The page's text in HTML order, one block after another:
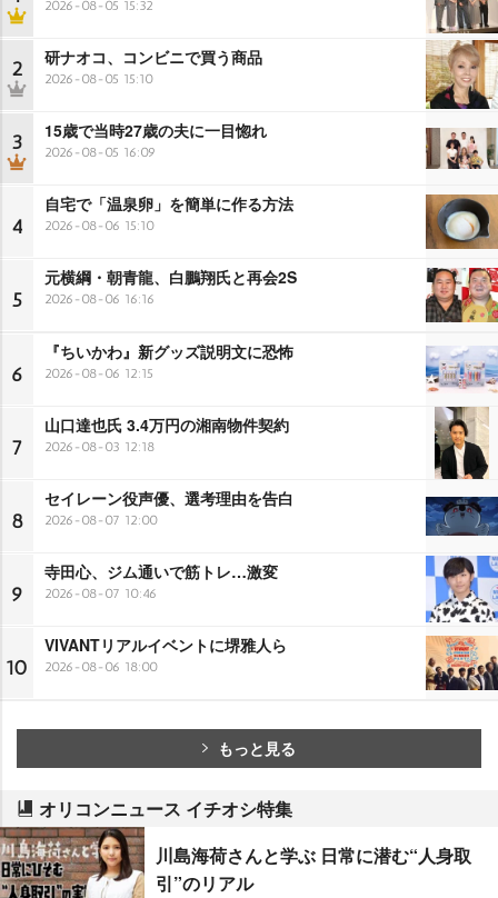
2026-08-05 15:32
2 研ナオコ、コンビニで買う商品
2026-08-05 15:10
3 15歳で当時27歳の夫に一目惚れ
2026-08-05 16:09
4
自宅で「温泉卵」を簡単に作る方法
2026-08-06 15:10
5
元横綱・朝青龍、白鵬翔氏と再会2S
2026-08-06 16:16
6
『ちいかわ』新グッズ説明文に恐怖
2026-08-06 12:15
7
山口達也氏 3.4万円の湘南物件契約
2026-08-03 12:18
8
セイレーン役声優、選考理由を告白
2026-08-07 12:00
9
寺田心、ジム通いで筋トレ…激変
2026-08-07 10:46
10
VIVANTリアルイベントに堺雅人ら
2026-08-06 18:00
もっと見る
オリコンニュース イチオシ特集
川島海荷さんと学ぶ 日常に潜む“人身取
引”のリアル